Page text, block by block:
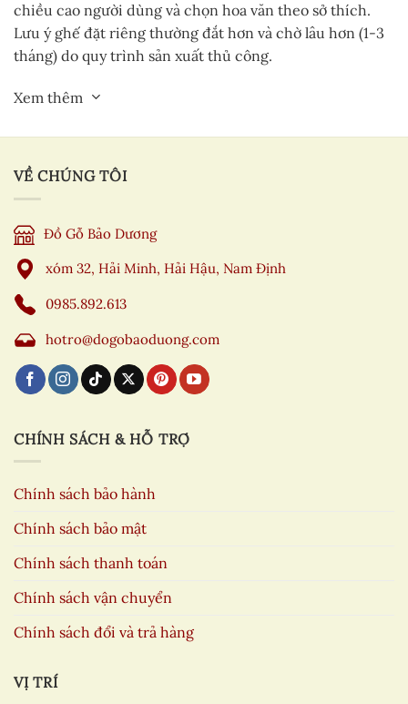
chiều cao người dùng và chọn hoa văn theo sở thích.
Lưu ý ghế đặt riêng thường đắt hơn và chờ lâu hơn (1-3
tháng) do quy trình sản xuất thủ công.
Xem thêm
VỀ CHÚNG TÔI
Đồ Gỗ Bảo Dương
xóm 32, Hải Minh, Hải Hậu, Nam Định
0985.892.613
hotro@dogobaoduong.com
CHÍNH SÁCH & HỖ TRỢ
Chính sách bảo hành
Chính sách bảo mật
Chính sách thanh toán
Chính sách vận chuyển
Chính sách đổi và trả hàng
VỊ TRÍ